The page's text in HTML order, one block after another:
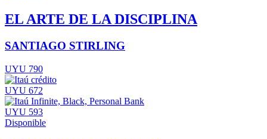
EL ARTE DE LA DISCIPLINA
SANTIAGO STIRLING
UYU 790
UYU 672
UYU 593
Disponible